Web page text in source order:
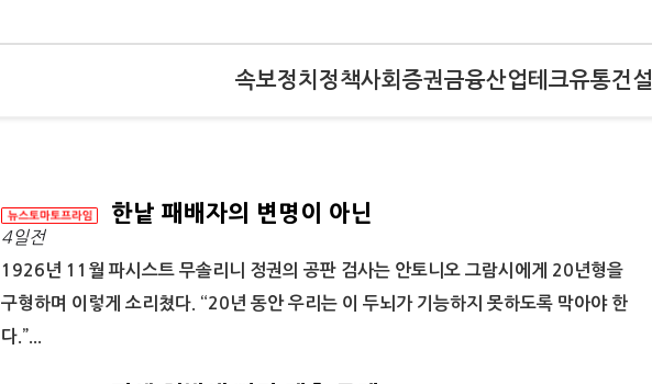
속보정치 정책사회 증권금융산업테크유통건설
한낱 패배자의 변명이 아닌
4일전
1926년 11월 파시스트 무솔리니 정권의 공판 검사는 안토니오 그람시에게 20년형을
구형하며 이렇게 소리쳤다. “20년 동안 우리는 이 두뇌가 기능하지 못하도록 막아야 한
다.”...